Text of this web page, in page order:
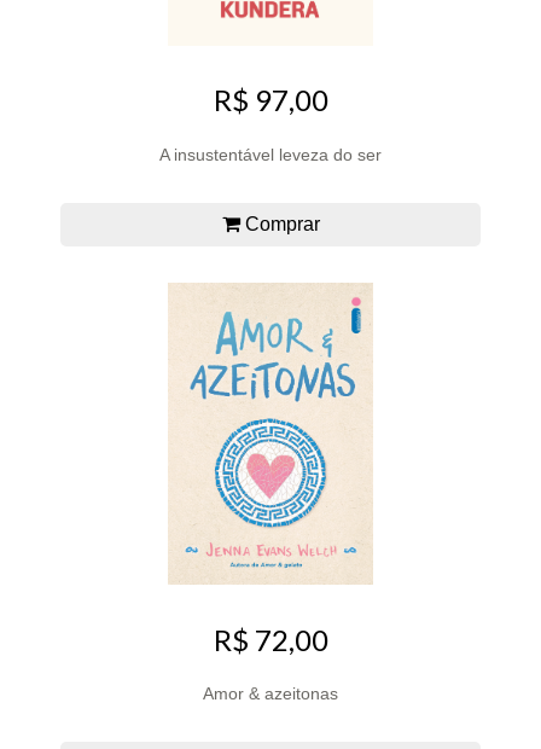
R$ 97,00
A insustentável leveza do ser
Comprar
R$ 72,00
Amor & azeitonas